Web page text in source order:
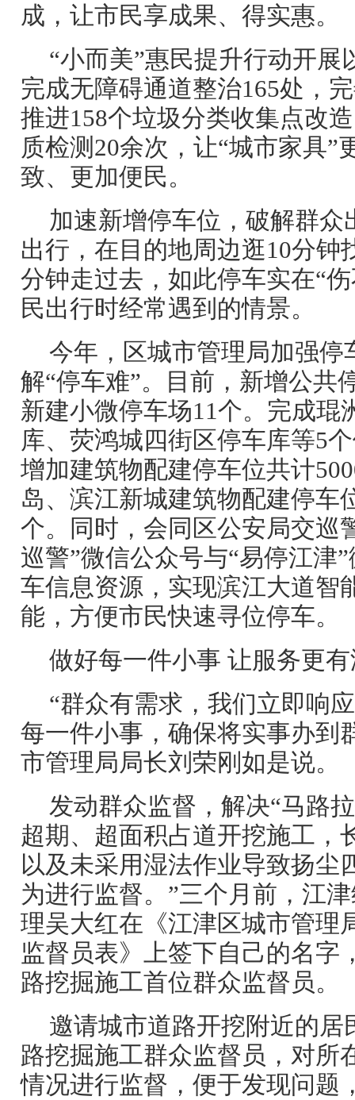
成，让市民享成果、得实惠。
“小而美”惠民提升行动开展
完成无障碍通道整治165处，
推进158个垃圾分类收集点改
质检测20余次，让“城市家具”
致、更加便民。
加速新增停车位，破解群众
出行，在目的地周边逛10分钟
分钟走过去，如此停车实在“
民出行时经常遇到的情景。
今年，区城市管理局加强停
解“停车难”。目前，新增公共
新建小微停车场11个。完成琨
库、荧鸿城四街区停车库等5
增加建筑物配建停车位共计
岛、滨江新城建筑物配建停车
个。同时，会同区公安局交巡
巡警”微信公众号与“易停江津
车信息资源，实现滨江大道智
能，方便市民快速寻位停车。
做好每一件小事 让服务更
“群众有需求，我们立即响
每一件小事，确保将实事办到
市管理局局长刘荣刚如是说。
发动群众监督，解决“马路
超期、超面积占道开挖施工，
以及未采用湿法作业导致扬尘
为进行监督。”三个月前，江
理吴大红在《江津区城市管理
监督员表》上签下自己的名字
路挖掘施工首位群众监督员。
邀请城市道路开挖附近的居
路挖掘施工群众监督员，对所
情况进行监督，便于发现问题